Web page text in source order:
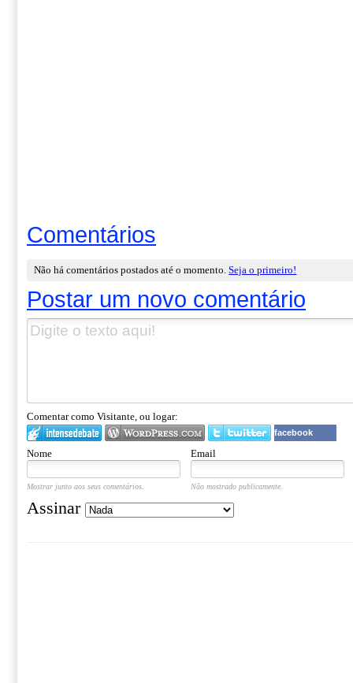
Comentários
Não há comentários postados até o momento.Seja o primeiro!
Postar um novo comentário
Comentar como Visitante, ou logar:
facebook
Nome Email
Mostrar junto aos seus comentários. Não mostrado publicamente.
Assinar